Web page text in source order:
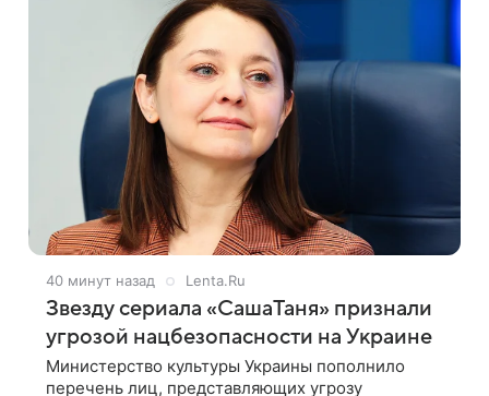
40 минут назад Lenta.Ru
Звезду сериала «СашаТаня» признали
угрозой нацбезопасности на Украине
Министерство культуры Украины пополнило
перечень лиц, представляющих угрозу